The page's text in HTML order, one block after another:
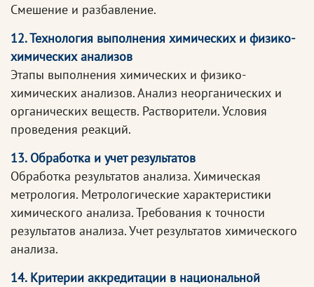
Смешение и разбавление.
12. Технология выполнения химических и физико-
химических анализов
Этапы выполнения химических и физико-
химических анализов. Анализ неорганических и
органических веществ. Растворители. Условия
проведения реакций.
13. Обработка и учет результатов
Обработка результатов анализа. Химическая
метрология. Метрологические характеристики
химического анализа. Требования к точности
результатов анализа. Учет результатов химического
анализа.
14. Критерии аккредитации в национальной